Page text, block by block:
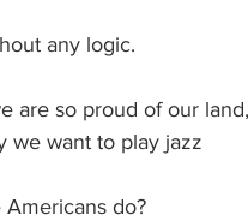
any logic.
are so proud of our land,
we want to play jazz
Americans do?